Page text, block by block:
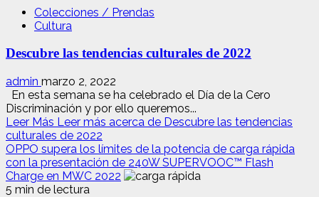
Colecciones / Prendas
Cultura
Descubre las tendencias culturales de 2022
admin marzo 2, 2022
En esta semana se ha celebrado el Día de la Cero
Discriminación y por ello queremos...
Leer Más Leer más acerca de Descubre las tendencias
culturales de 2022
OPPO supera los límites de la potencia de carga rápida
con la presentación de 240W SUPERVOOC™ Flash
Charge en MWC 2022
5 min de lectura